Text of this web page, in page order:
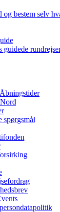
og bestem selv
guidede
spørgsmål